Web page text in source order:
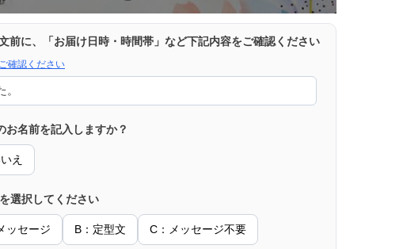
文前に、「お届け日時・時間帯」など下記内容をご確認ください
確認ください
お名前を記入しますか？
え
選択してください
ッセージ B：定型文 C：メッセージ不要